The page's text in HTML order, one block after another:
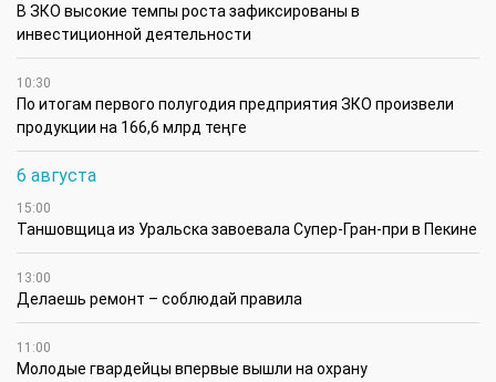
В ЗКО высокие темпы роста зафиксированы в
инвестиционной деятельности
10:30
По итогам первого полугодия предприятия ЗКО произвели
продукции на 166,6 млрд теңге
6 августа
15:00
Таншовщица из Уральска завоевала Супер-Гран-при в Пекине
13:00
Делаешь ремонт – соблюдай правила
11:00
Молодые гвардейцы впервые вышли на охрану